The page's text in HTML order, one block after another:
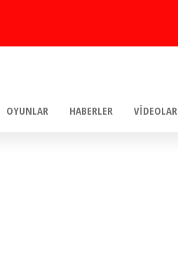
OYUNLAR HABERLER VIDEOLAR